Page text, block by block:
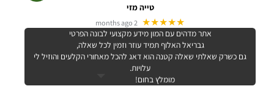
טייה מזי
★★★★★
2 months ago
אתר מדהים עם המון מידע מקצועי לבונה הפרטי
גבריאל האלוף תמיד עוזר וזמין לכל שאלה,
גם כשרק שאלתי שאלה קטנה הוא דאג להכל מאחורי הקלעים והוזיל לי
עלויות.
מומלץ בחום!